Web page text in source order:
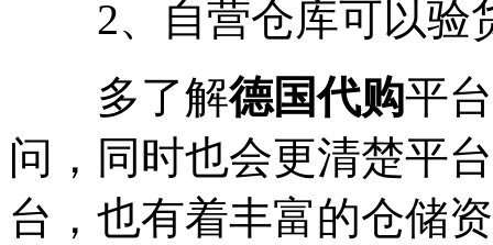
2、自营仓库可以验
多了解德国代购平
问，同时也会更清楚平
台，也有着丰富的仓储